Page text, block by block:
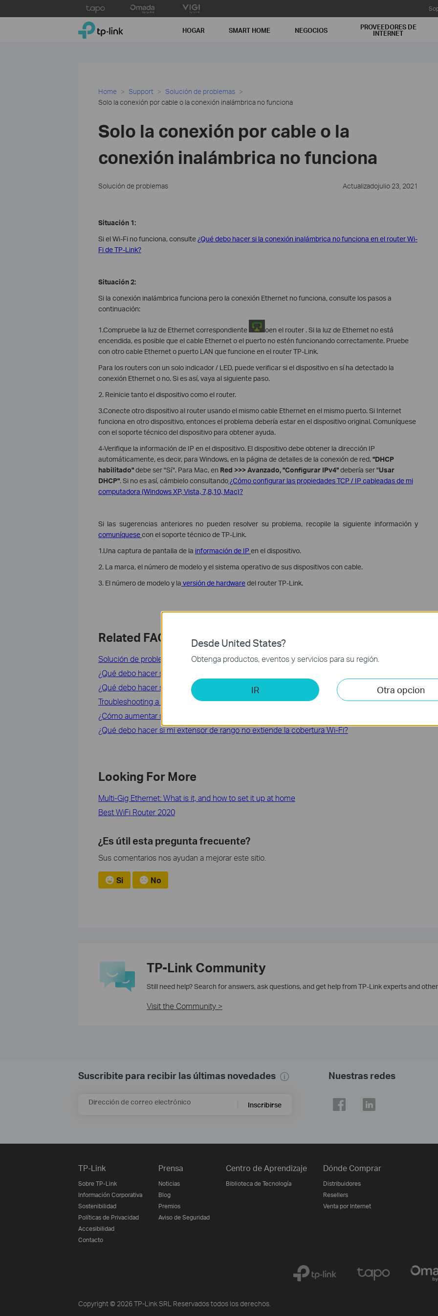
to
TP-Link, Reliably Smart HOGAR SMART HOME NEGOCIOS PROVEEDORES DE
INTERNET
Home Support
Solución de problemas
Solo la conexión por cable o la conexión inalámbrica no funciona
Solo la conexión por cable o la
conexión inalámbrica no funciona
Solución de problemas Actualizadojulio 23, 2021
Situación 1:
Si el Wi-Fi no funciona, consulte ¿Qué debo hacer si la conexión inalámbrica no funciona en el router Wi-
Fi de TP-Link?
Situación 2:
Si la conexión inalámbrica funciona pero la conexión Ethernet no funciona, consulte los pasos a
continuación:
1.Compruebe la luz de Ethernet correspondiente
oen el router . Si la luz de Ethernet no está
encendida, es posible que el cable Ethernet o el puerto no estén funcionando correctamente. Pruebe
con otro cable Ethernet o puerto LAN que funcione en el router TP-Link.
Para los routers con un solo indicador / LED, puede verificar si el dispositivo en sí ha detectado la
conexión Ethernet o no. Si es así, vaya al siguiente paso.
2. Reinicie tanto el dispositivo como el router.
3.Conecte otro dispositivo al router usando el mismo cable Ethernet en el mismo puerto. Si Internet
funciona en otro dispositivo, entonces el problema debería estar en el dispositivo original. Comuníquese
con el soporte técnico del dispositivo para obtener ayuda.
4-Verifique la información de IP en el dispositivo. El dispositivo debe obtener la dirección IP
automáticamente, es decir, para Windows, en la página de detalles de la conexión de red,"DHCP
habilitado"debe ser "Sí". Para Mac, en Red >>> Avanzado, "Configurar IPv4"debería ser "Usar
DHCP". Si no es así, cámbielo consultando¿Cómo configurar las propiedades TCP / IP cableadas de mi
computadora (Windows XP, Vista, 7,8,10, Mac)?
Si las sugerencias anteriores no pueden resolver su problema, recopile la siguiente información y
comuníquesecon el soporte técnico de TP-Link.
1.Una captura de pantalla de la información de IP en el dispositivo.
2. La marca, el número de modelo y el sistema operativo de sus dispositivos con cable.
3. El número de modelo y la versión de hardwaredel router TP-Link.
Related FAQs
Solución de problemas: Conexión inalámbrica inestable en el Router TP-Link
¿Qué debo hacer si no puedo acceder a Internet a través del Router Wi-Fi?
¿Qué debo hacer si mi conexión a Internet es lenta?
Troubleshooting a Single Device Not Connecting to Your TP-Link Wireless Network
¿Cómo aumentar su señal Wifi ?
¿Qué debo hacer si mi extensor de rango no extiende la cobertura Wi-Fi?
Looking For More
Multi-Gig Ethernet: What is it, and how to set it up at home
Best WiFi Router 2020
¿Es útil esta pregunta frecuente?
Sus comentarios nos ayudan a mejorar este sitio.
Si No
TP-Link Community
Still need help? Search for answers, ask questions, and get help from TP-Link experts and
Visit the Community >
Suscribite para recibir las últimas novedades
Dirección de correo electrónico Inscribirse
Nuestras redes
TP-Link
Sobre TP-Link
Información Corporativa
Sostenibilidad
Políticas de Privacidad
Accesibilidad
Contacto
Prensa
Noticias
Blog
Premios
Aviso de Seguridad
Centro de Aprendizaje
Biblioteca de Tecnología
Dónde Comprar
Distribuidores
Resellers
Venta por Internet
Copyright © 2026 TP-Link SRL Reservados todos los derechos.
Desde United States?
Obtenga productos, eventos y servicios para su región.
IR Otra opcion